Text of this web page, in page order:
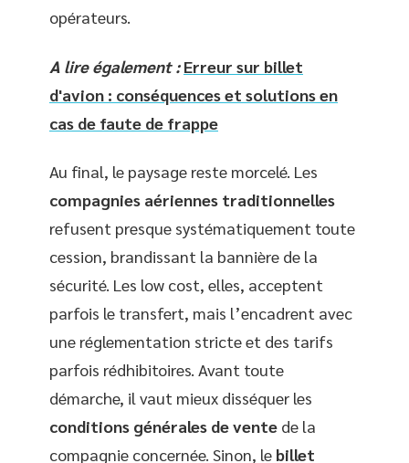
opérateurs.
A lire également : Erreur sur billet
d'avion : conséquences et solutions en
cas de faute de frappe
Au final, le paysage reste morcelé. Les
compagnies aériennes traditionnelles
refusent presque systématiquement toute
cession, brandissant la bannière de la
sécurité. Les low cost, elles, acceptent
parfois le transfert, mais l’encadrent avec
une réglementation stricte et des tarifs
parfois rédhibitoires. Avant toute
démarche, il vaut mieux disséquer les
conditions générales de vente de la
compagnie concernée. Sinon, le billet